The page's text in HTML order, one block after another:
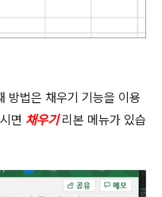
방법은 채우기 기능을 이용
면 채우기리본 메뉴가 있습